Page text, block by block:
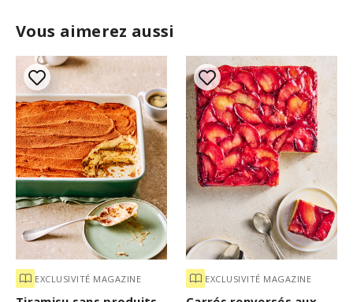
Vous aimerez aussi
EXCLUSIVITÉ MAGAZINE EXCLUSIVITÉ MAGAZINE